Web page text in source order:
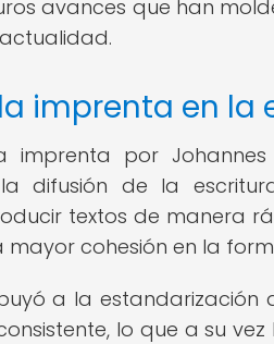
avances que han
imprenta en
imprenta por
la difusión de la
textos de manera
cohesión en la
a la
lo que a su